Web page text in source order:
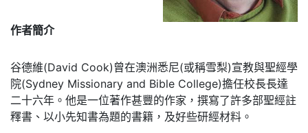
作者簡介
谷德維(David Cook)曾在澳洲悉尼(或稱雪梨)宣教與聖經學
院(Sydney Missionary and Bible College)擔任校長長達
二十六年。他是一位著作甚豐的作家，撰寫了許多部聖經註
釋書、以小先知書為題的書籍，及好些研經材料。